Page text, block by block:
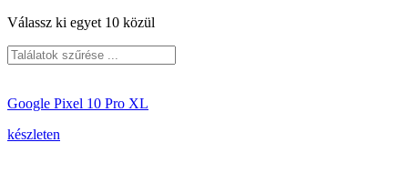
Válassz ki egyet 10 közül
Google Pixel 10 Pro XL
készleten